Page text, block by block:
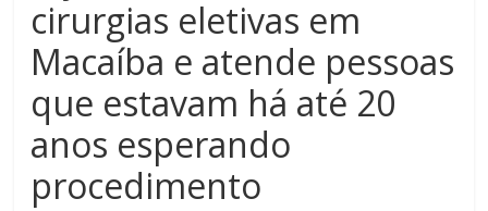
cirurgias eletivas em
Macaíba e atende pessoas
que estavam há até 20
anos esperando
procedimento